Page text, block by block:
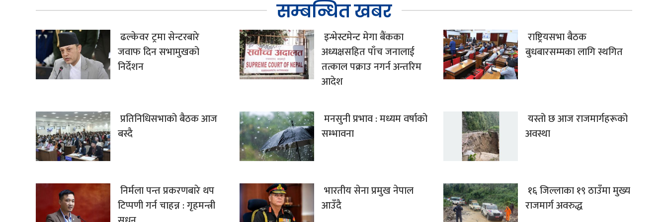
सम्बन्धित खबर
ढल्केवर ट्रमा सेन्टरबारे
जवाफ दिन सभामुखको
निर्देशन
इन्भेस्टमेन्ट मेगा बैंकका
अध्यक्षसहित पाँच जनालाई
तत्काल पक्राउ नगर्न अन्तरिम
आदेश
राष्ट्रियसभा बैठक
बुधबारसम्मका लागि स्थगित
प्रतिनिधिसभाको बैठक आज
बस्दै
मनसुनी प्रभाव : मध्यम वर्षाको
सम्भावना
यस्तो छ आज राजमार्गहरूको
अवस्था
निर्मला पन्त प्रकरणबारे थप
टिप्पणी गर्न चाहन्न : गृहमन्त्री
भारतीय सेना प्रमुख नेपाल
आउँदै
१६ जिल्लाका १९ ठाउँमा मुख्य
राजमार्ग अवरुद्ध